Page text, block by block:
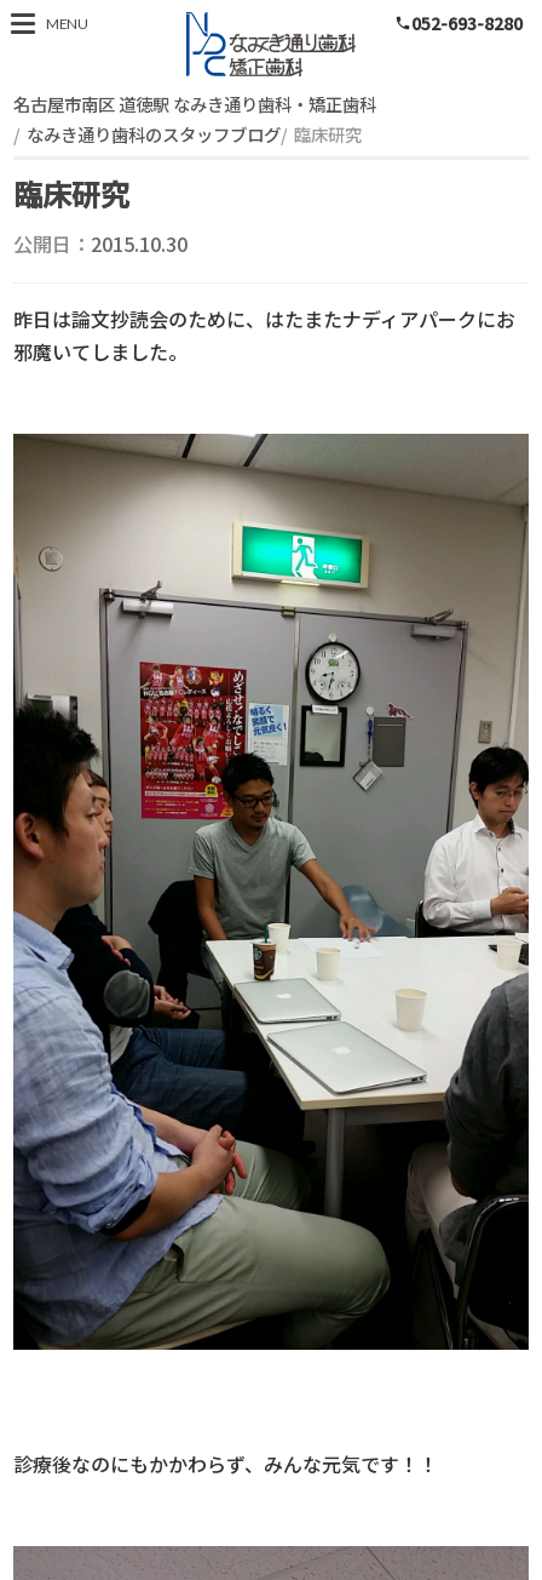
スタッフブログ
MENU phone052-693-8280
名古屋市南区 道徳駅 なみき通り歯科・矯正歯科
なみき通り歯科のスタッフブログ 臨床研究
臨床研究
公開日： 2015.10.30
昨日は論文抄読会のために、はたまたナディアパークにお
邪魔いてしました。
診療後なのにもかかわらず、みんな元気です！！